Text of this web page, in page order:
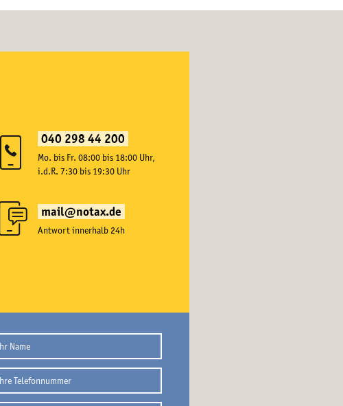
040 298 44 200
Mo. bis Fr. 08:00 bis 18:00 Uhr,
i.d.R. 7:30 bis 19:30 Uhr
mail@notax.de
Antwort innerhalb 24h